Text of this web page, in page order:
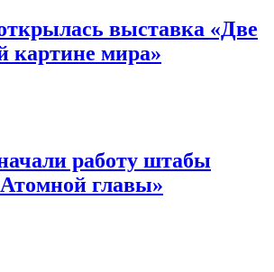
выставка «Две
картине мира»
работу штабы
главы»